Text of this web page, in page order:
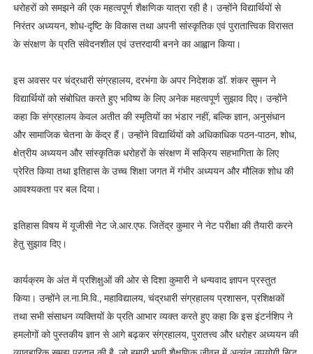
धरोहरों को समझने की एक महत्वपूर्ण शैक्षणिक यात्रा रही है। उन्होंने विद्यार्थियों से
निरंतर अध्ययन, शोध-दृष्टि के विकास तथा अपनी सांस्कृतिक एवं पुरातात्त्विक विरासत
के संरक्षण के प्रति संवेदनशील एवं उत्तरदायी बनने का आह्वान किया।
इस अवसर पर चंद्रधारी संग्रहालय, दरभंगा के अपर निदेशक डॉ. शंकर सुमन ने
विद्यार्थियों को संबोधित करते हुए भविष्य के लिए अनेक महत्वपूर्ण सुझाव दिए। उन्होंने
कहा कि संग्रहालय केवल अतीत की स्मृतियों का भंडार नहीं, बल्कि ज्ञान, अनुसंधान
और सामाजिक चेतना के केंद्र हैं। उन्होंने विद्यार्थियों को अधिकाधिक पठन-पाठन, शोध,
क्षेत्रीय अध्ययन और सांस्कृतिक धरोहरों के संरक्षण में सक्रिय सहभागिता के लिए
प्रेरित किया तथा इतिहास के उच्च शिक्षा जगत में गंभीर अध्ययन और मौलिक शोध की
आवश्यकता पर बल दिया।
इतिहास विषय में यूजीसी नेट जे.आर.एफ. जितेंद्र कुमार ने नेट परीक्षा की तैयारी करने
हेतु सुझाव दिए।
कार्यक्रम के अंत में प्रशिक्षुओं की ओर से दिशा कुमारी ने धन्यवाद ज्ञापन प्रस्तुत
किया। उन्होंने ल.ना.मि.वि., महाविद्यालय, चंद्रधारी संग्रहालय प्रशासन, प्रशिक्षकों
तथा सभी संसाधन व्यक्तियों के प्रति आभार व्यक्त करते हुए कहा कि इस इंटर्नशिप ने
हमलोगों को पुस्तकीय ज्ञान से आगे बढ़कर संग्रहालय, पुरातत्त्व और धरोहर अध्ययन की